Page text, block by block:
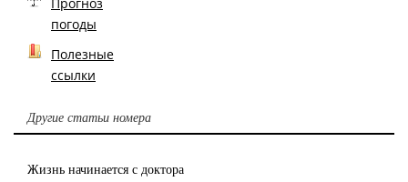
погоды
Полезные
ссылки
Другие статьи номера
Жизнь начинается с доктора